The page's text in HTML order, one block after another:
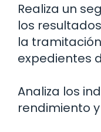
Realiza un
los
la
expedientes
Analiza los
rendimiento